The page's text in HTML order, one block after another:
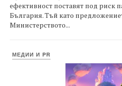
ефективност поставят под риск
България. Тъй като
Министерството...
МЕДИИ И PR